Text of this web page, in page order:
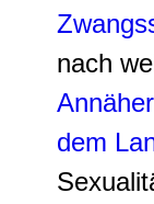
nach
dem